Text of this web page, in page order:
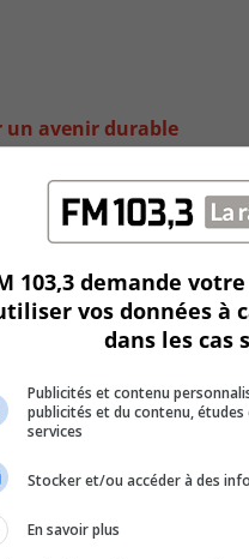
un avenir durable
103,3 demande
vos données à
dans les cas
Publicités et contenu
publicités et du contenu, études
services
Stocker et/ou accéder à des
En savoir plus